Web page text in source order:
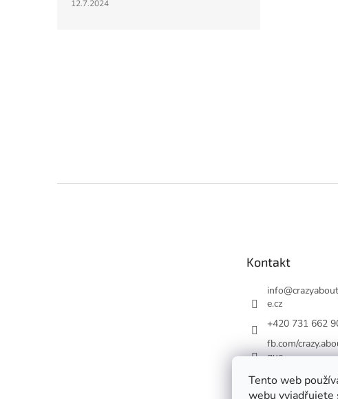
Tento web
webu vyjadřujete
12.7.2024
Kontakt
info@
e.cz
+420 731 662
fb.com/
gue